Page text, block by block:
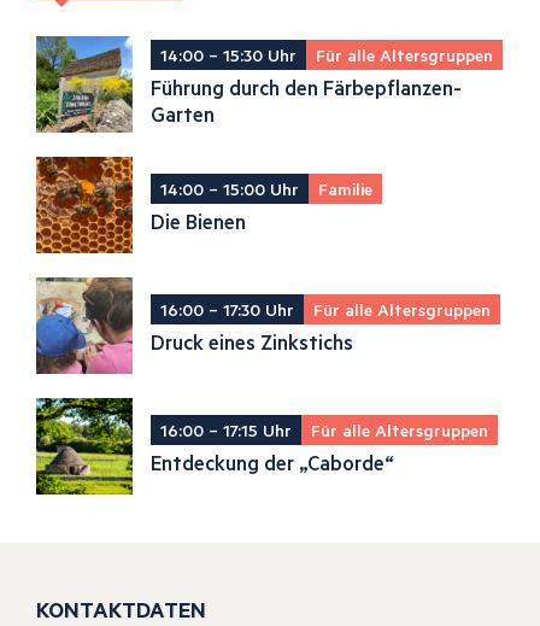
14:00 – 15:30 Uhr Für alle Altersgruppen
Führung durch den Färbepflanzen-
Garten
14:00 – 15:00 Uhr Familie
Die Bienen
16:00 – 17:30 Uhr Für alle Altersgruppen
Druck eines Zinkstichs
16:00 – 17:15 Uhr Für alle Altersgruppen
Entdeckung der „Caborde“
KONTAKTDATEN